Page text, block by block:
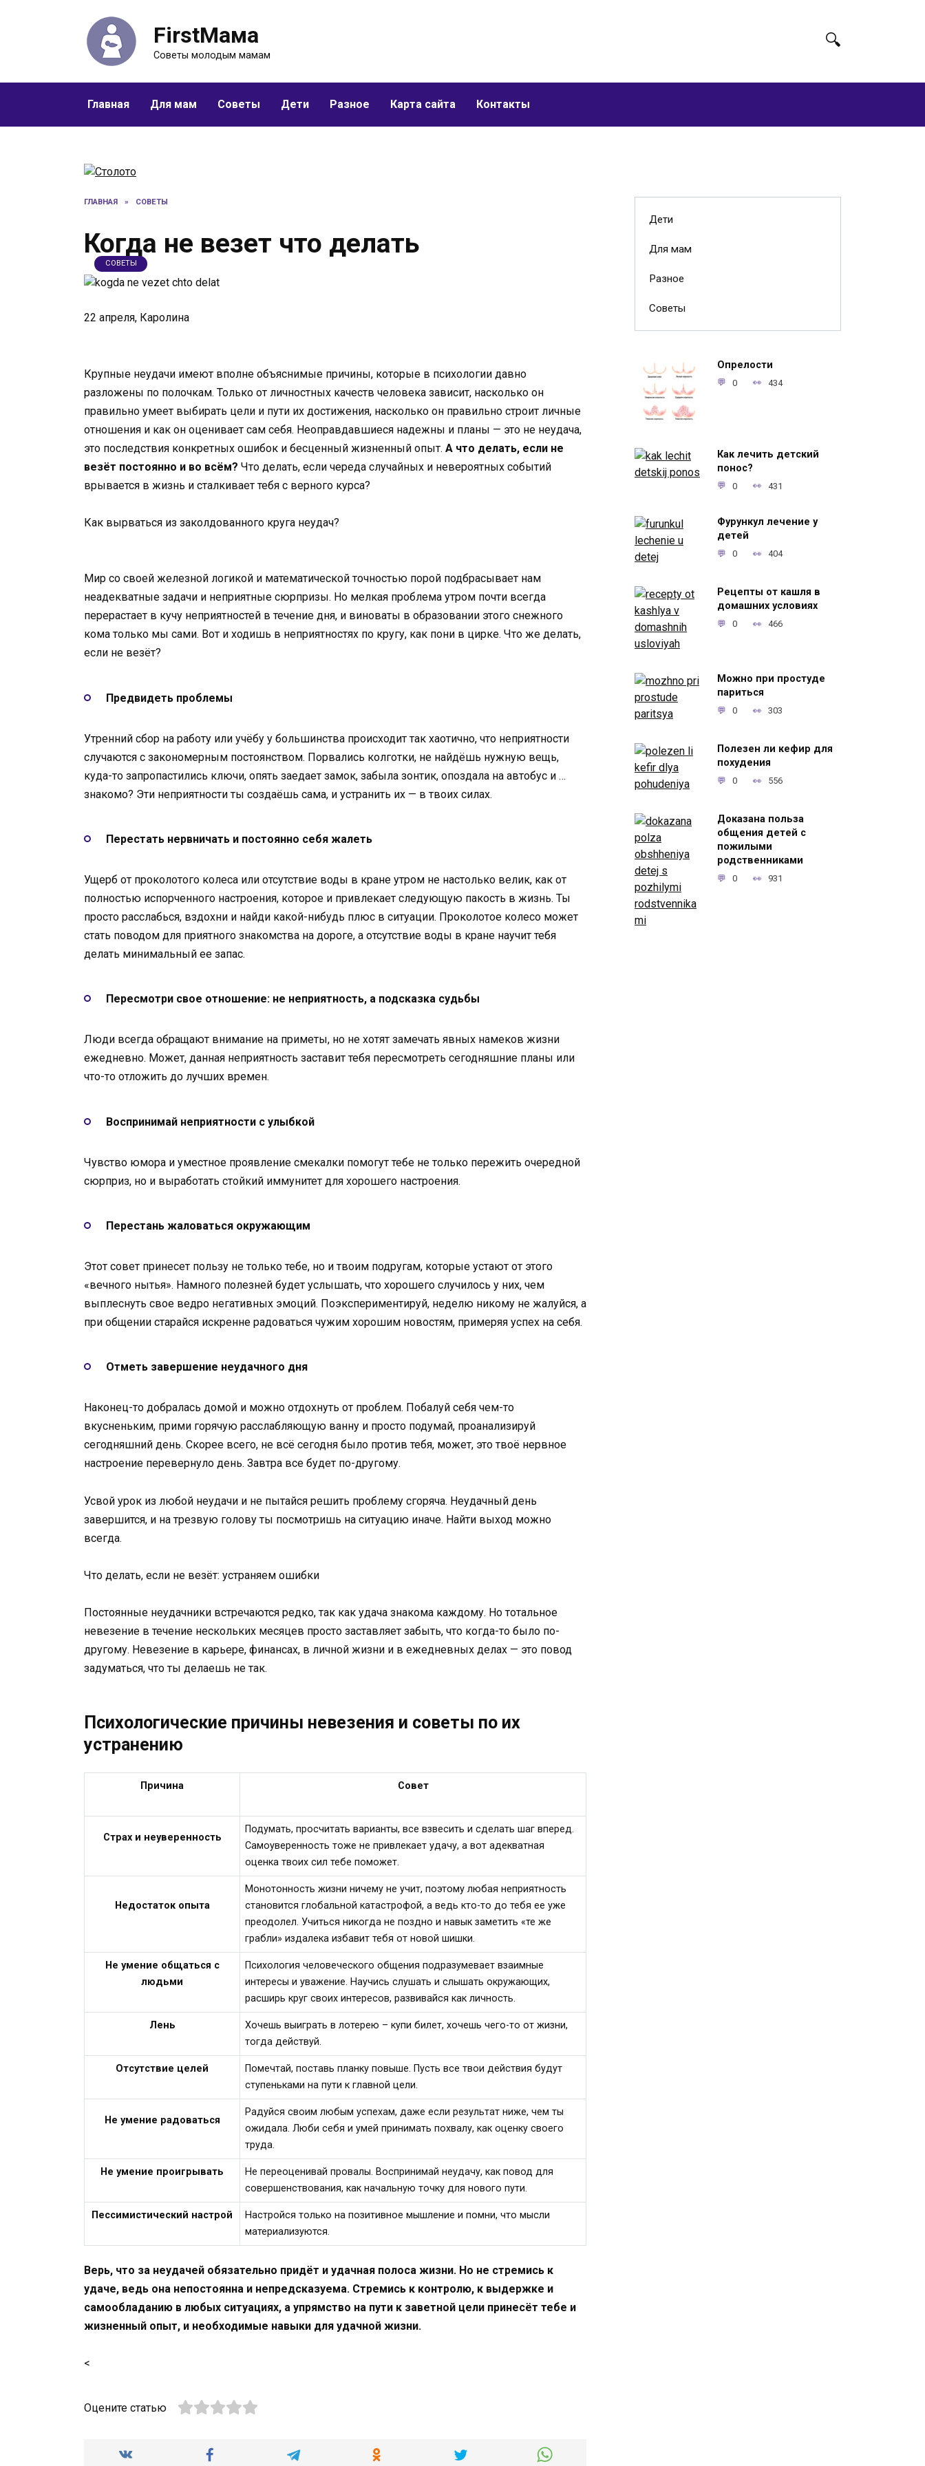
FirstМама
Советы молодым мамам
Главная Для мам Советы Дети Разное Карта сайта Контакты
ГЛАВНАЯ » СОВЕТЫ
Когда не везет что делать
СОВЕТЫ
22 апреля, Каролина
Крупные неудачи имеют вполне объяснимые причины, которые в психологии давно
разложены по полочкам. Только от личностных качеств человека зависит, насколько он
правильно умеет выбирать цели и пути их достижения, насколько он правильно строит личные
отношения и как он оценивает сам себя. Неоправдавшиеся надежны и планы — это не неудача,
это последствия конкретных ошибок и бесценный жизненный опыт. А что делать, если не
везёт постоянно и во всём? Что делать, если череда случайных и невероятных событий
врывается в жизнь и сталкивает тебя с верного курса?
Как вырваться из заколдованного круга неудач?
Мир со своей железной логикой и математической точностью порой подбрасывает нам
неадекватные задачи и неприятные сюрпризы. Но мелкая проблема утром почти всегда
перерастает в кучу неприятностей в течение дня, и виноваты в образовании этого снежного
кома только мы сами. Вот и ходишь в неприятностях по кругу, как пони в цирке. Что же делать,
если не везёт?
Предвидеть проблемы
Утренний сбор на работу или учёбу у большинства происходит так хаотично, что неприятности
случаются с закономерным постоянством. Порвались колготки, не найдёшь нужную вещь,
куда-то запропастились ключи, опять заедает замок, забыла зонтик, опоздала на автобус и …
знакомо? Эти неприятности ты создаёшь сама, и устранить их — в твоих силах.
Перестать нервничать и постоянно себя жалеть
Ущерб от проколотого колеса или отсутствие воды в кране утром не настолько велик, как от
полностью испорченного настроения, которое и привлекает следующую пакость в жизнь. Ты
просто расслабься, вздохни и найди какой-нибудь плюс в ситуации. Проколотое колесо может
стать поводом для приятного знакомства на дороге, а отсутствие воды в кране научит тебя
делать минимальный ее запас.
Пересмотри свое отношение: не неприятность, а подсказка судьбы
Люди всегда обращают внимание на приметы, но не хотят замечать явных намеков жизни
ежедневно. Может, данная неприятность заставит тебя пересмотреть сегодняшние планы или
что-то отложить до лучших времен.
Воспринимай неприятности с улыбкой
Чувство юмора и уместное проявление смекалки помогут тебе не только пережить очередной
сюрприз, но и выработать стойкий иммунитет для хорошего настроения.
Перестань жаловаться окружающим
Этот совет принесет пользу не только тебе, но и твоим подругам, которые устают от этого
«вечного нытья». Намного полезней будет услышать, что хорошего случилось у них, чем
выплеснуть свое ведро негативных эмоций. Поэкспериментируй, неделю никому не жалуйся, а
при общении старайся искренне радоваться чужим хорошим новостям, примеряя успех на себя.
Отметь завершение неудачного дня
Наконец-то добралась домой и можно отдохнуть от проблем. Побалуй себя чем-то
вкусненьким, прими горячую расслабляющую ванну и просто подумай, проанализируй
сегодняшний день. Скорее всего, не всё сегодня было против тебя, может, это твоё нервное
настроение перевернуло день. Завтра все будет по-другому.
Усвой урок из любой неудачи и не пытайся решить проблему сгоряча. Неудачный день
завершится, и на трезвую голову ты посмотришь на ситуацию иначе. Найти выход можно
всегда.
Что делать, если не везёт: устраняем ошибки
Постоянные неудачники встречаются редко, так как удача знакома каждому. Но тотальное
невезение в течение нескольких месяцев просто заставляет забыть, что когда-то было по-
другому. Невезение в карьере, финансах, в личной жизни и в ежедневных делах — это повод
задуматься, что ты делаешь не так.
Психологические причины невезения и советы по их
устранению
Причина Совет
Страх и неуверенность
Подумать, просчитать варианты, все взвесить и сделать шаг вперед.
Самоуверенность тоже не привлекает удачу, а вот адекватная
оценка твоих сил тебе поможет.
Недостаток опыта
Монотонность жизни ничему не учит, поэтому любая неприятность
становится глобальной катастрофой, а ведь кто-то до тебя ее уже
преодолел. Учиться никогда не поздно и навык заметить «те же
грабли» издалека избавит тебя от новой шишки.
Не умение общаться с
людьми
Психология человеческого общения подразумевает взаимные
интересы и уважение. Научись слушать и слышать окружающих,
расширь круг своих интересов, развивайся как личность.
Лень
Хочешь выиграть в лотерею – купи билет, хочешь чего-то от жизни,
тогда действуй.
Отсутствие целей
Помечтай, поставь планку повыше. Пусть все твои действия будут
ступеньками на пути к главной цели.
Не умение радоваться
Радуйся своим любым успехам, даже если результат ниже, чем ты
ожидала. Люби себя и умей принимать похвалу, как оценку своего
труда.
Не умение проигрывать
Не переоценивай провалы. Воспринимай неудачу, как повод для
совершенствования, как начальную точку для нового пути.
Пессимистический настрой
Настройся только на позитивное мышление и помни, что мысли
материализуются.
Верь, что за неудачей обязательно придёт и удачная полоса жизни. Но не стремись к
удаче, ведь она непостоянна и непредсказуема. Стремись к контролю, к выдержке и
самообладанию в любых ситуациях, а упрямство на пути к заветной цели принесёт тебе и
жизненный опыт, и необходимые навыки для удачной жизни.
<
Оцените статью
Дети
Для мам
Разное
Советы
Опрелости
0 434
Как лечить детский
понос?
0 431
Фурункул лечение у
детей
0 404
Рецепты от кашля в
домашних условиях
0 466
Можно при простуде
париться
0 303
Полезен ли кефир для
похудения
0 556
Доказана польза
общения детей с
пожилыми
родственниками
0 931